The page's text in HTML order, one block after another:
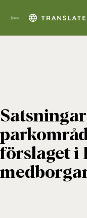
förslaget i